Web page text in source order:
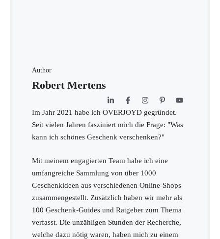
Author
Robert Mertens
Im Jahr 2021 habe ich OVERJOYD gegründet.
Seit vielen Jahren fasziniert mich die Frage: "Was
kann ich schönes Geschenk verschenken?"
Mit meinem engagierten Team habe ich eine
umfangreiche Sammlung von über 1000
Geschenkideen aus verschiedenen Online-Shops
zusammengestellt. Zusätzlich haben wir mehr als
100 Geschenk-Guides und Ratgeber zum Thema
verfasst. Die unzähligen Stunden der Recherche,
welche dazu nötig waren, haben mich zu einem